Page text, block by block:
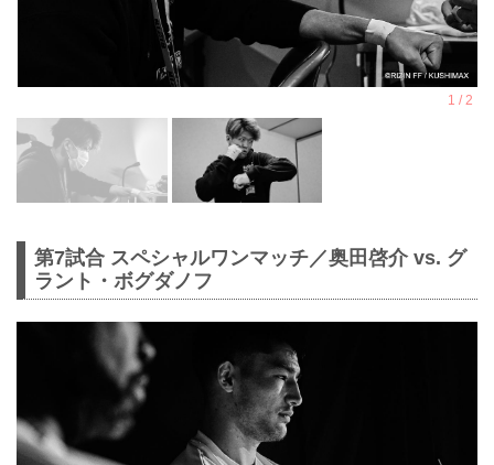
第7試合 スペシャルワンマッチ／奥田啓介 vs. グ
ラント・ボグダノフ